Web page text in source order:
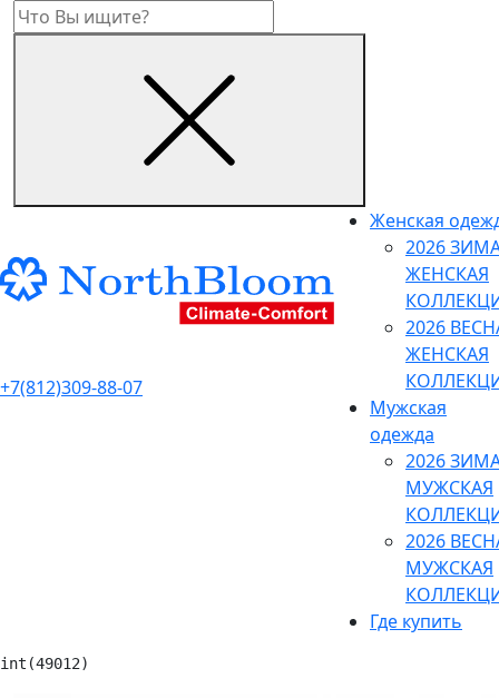
+7(812)309-88-07
Женская
2026
ЖЕНСКАЯ
2026
ЖЕНСКАЯ
Мужская
одежда
2026
МУЖСКАЯ
2026
МУЖСКАЯ
Где купить